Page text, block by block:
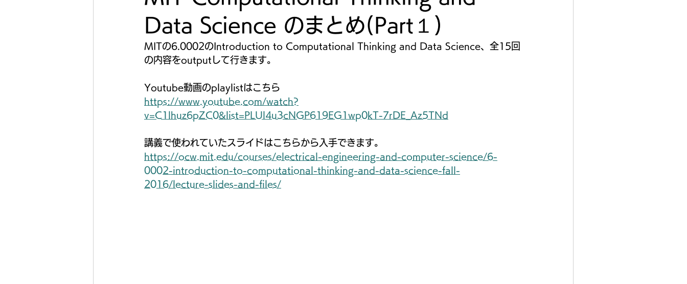
Data Science のまとめ(Part１)
MITの6.0002のIntroduction to Computational Thinking and Data Science、全15回
の内容をoutputして行きます。
Youtube動画のplaylistはこちら
https://www.youtube.com/watch?
v=C1lhuz6pZC0&list=PLUl4u3cNGP619EG1wp0kT-7rDE_Az5TNd
講義で使われていたスライドはこちらから入手できます。
https://ocw.mit.edu/courses/electrical-engineering-and-computer-science/6-
0002-introduction-to-computational-thinking-and-data-science-fall-
2016/lecture-slides-and-files/